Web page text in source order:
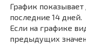
График
последние 14 дней.
Если на графике
предыдущих